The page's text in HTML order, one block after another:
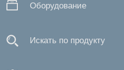
Оборудование
Искать по продукту